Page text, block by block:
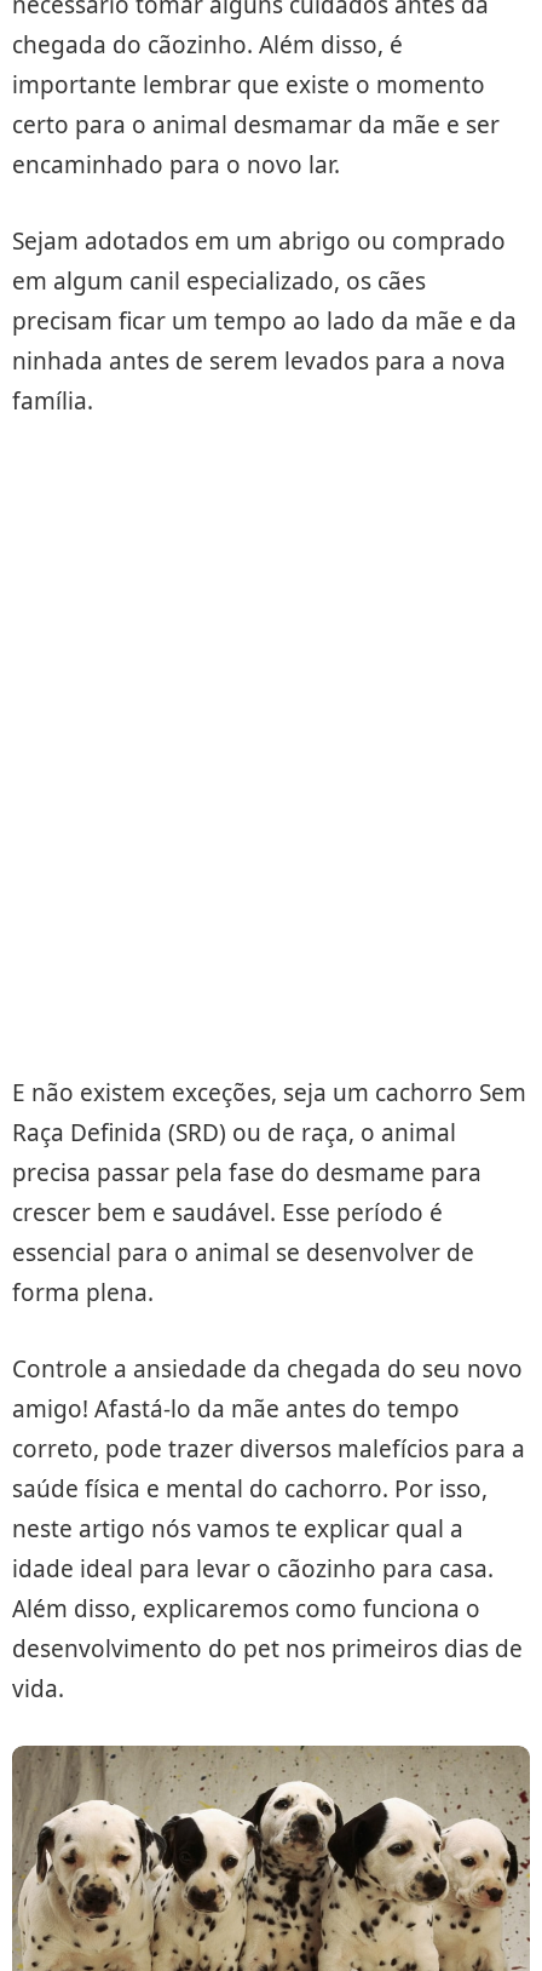
chegada do cãozinho. Além disso, é
importante lembrar que existe o momento
certo para o animal desmamar da mãe e ser
encaminhado para o novo lar.
Sejam adotados em um abrigo ou comprado
em algum canil especializado, os cães
precisam ficar um tempo ao lado da mãe e da
ninhada antes de serem levados para a nova
família.
E não existem exceções, seja um cachorro Sem
Raça Definida (SRD) ou de raça, o animal
precisa passar pela fase do desmame para
crescer bem e saudável. Esse período é
essencial para o animal se desenvolver de
forma plena.
Controle a ansiedade da chegada do seu novo
amigo! Afastá-lo da mãe antes do tempo
correto, pode trazer diversos malefícios para a
saúde física e mental do cachorro. Por isso,
neste artigo nós vamos te explicar qual a
idade ideal para levar o cãozinho para casa.
Além disso, explicaremos como funciona o
desenvolvimento do pet nos primeiros dias de
vida.